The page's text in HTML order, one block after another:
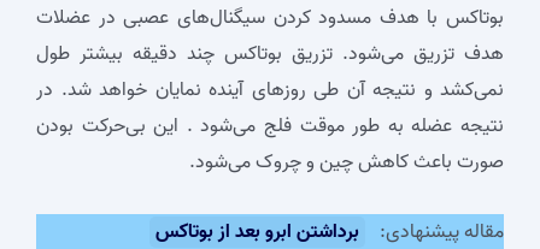
بوتاکس با هدف مسدود کردن سیگنال‌های عصبی در عضلات
هدف تزریق می‌شود. تزریق بوتاکس چند دقیقه بیشتر طول
نمی‌کشد و نتیجه آن طی روزهای آینده نمایان خواهد شد. در
نتیجه عضله به طور موقت فلج می‌شود . این بی‌حرکت بودن
صورت باعث کاهش چین و چروک می‌شود.
مقاله پیشنهادی: برداشتن ابرو بعد از بوتاکس